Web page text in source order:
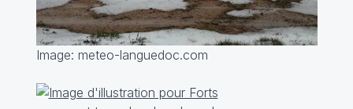
Image: meteo-languedoc.com